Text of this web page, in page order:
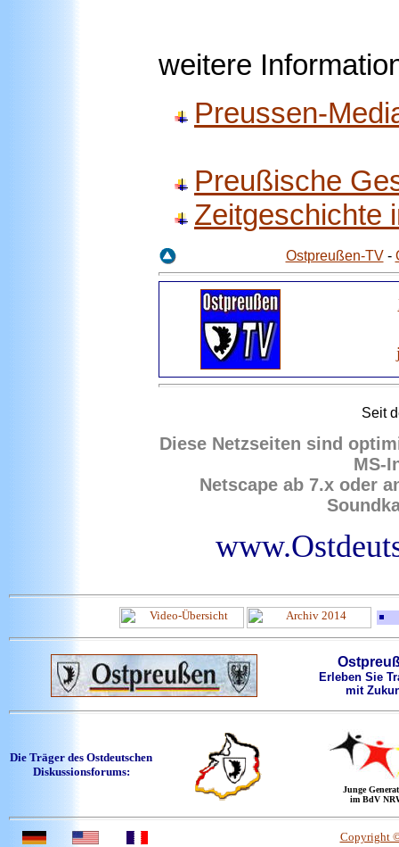
weitere
Preussen-
Preußische
Zeitgeschichte
Ostpreußen-TV-
Seit
Diese Netzseiten sind
MS-
Netscape ab 7.x oder
Erleben Sie
mit
Die Träger des Ostdeutschen
Diskussionsforums:
Junge
im BdV
Copyright